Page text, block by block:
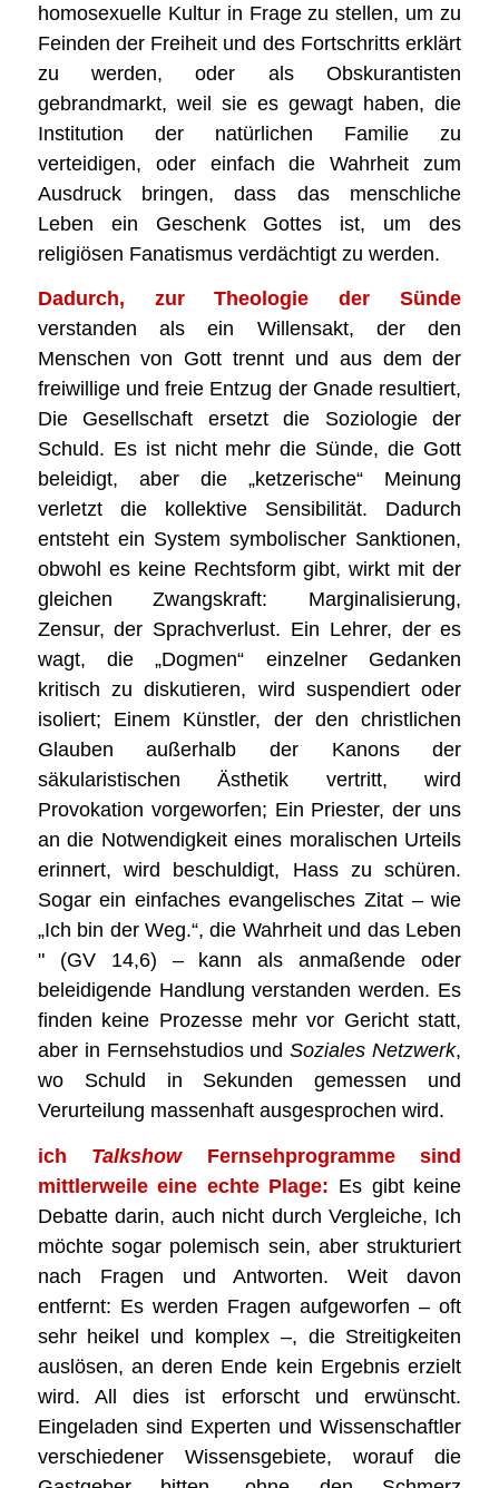
homosexuelle Kultur in Frage zu stellen, um zu
Feinden der Freiheit und des Fortschritts erklärt
zu werden, oder als Obskurantisten
gebrandmarkt, weil sie es gewagt haben, die
Institution der natürlichen Familie zu
verteidigen, oder einfach die Wahrheit zum
Ausdruck bringen, dass das menschliche
Leben ein Geschenk Gottes ist, um des
religiösen Fanatismus verdächtigt zu werden.
Dadurch,
zur Theologie der Sünde
verstanden als ein Willensakt, der den
Menschen von Gott trennt und aus dem der
freiwillige und freie Entzug der Gnade resultiert,
Die Gesellschaft ersetzt die Soziologie der
Schuld. Es ist nicht mehr die Sünde, die Gott
beleidigt, aber die „ketzerische“ Meinung
verletzt die kollektive Sensibilität. Dadurch
entsteht ein System symbolischer Sanktionen,
obwohl es keine Rechtsform gibt, wirkt mit der
gleichen Zwangskraft: Marginalisierung,
Zensur, der Sprachverlust. Ein Lehrer, der es
wagt, die „Dogmen“ einzelner Gedanken
kritisch zu diskutieren, wird suspendiert oder
isoliert; Einem Künstler, der den christlichen
Glauben außerhalb der Kanons der
säkularistischen Ästhetik vertritt, wird
Provokation vorgeworfen; Ein Priester, der uns
an die Notwendigkeit eines moralischen Urteils
erinnert, wird beschuldigt, Hass zu schüren.
Sogar ein einfaches evangelisches Zitat – wie
„Ich bin der Weg.“, die Wahrheit und das Leben
" (GV 14,6) – kann als anmaßende oder
beleidigende Handlung verstanden werden. Es
finden keine Prozesse mehr vor Gericht statt,
aber in Fernsehstudios undSoziales Netzwerk,
wo Schuld in Sekunden gemessen und
Verurteilung massenhaft ausgesprochen wird.
ich TalkshowFernsehprogramme sind
mittlerweile eine echte Plage: Es gibt keine
Debatte darin, auch nicht durch Vergleiche, Ich
möchte sogar polemisch sein, aber strukturiert
nach Fragen und Antworten. Weit davon
entfernt: Es werden Fragen aufgeworfen – oft
sehr heikel und komplex –, die Streitigkeiten
auslösen, an deren Ende kein Ergebnis erzielt
wird. All dies ist erforscht und erwünscht.
Eingeladen sind Experten und Wissenschaftler
verschiedener Wissensgebiete, worauf die